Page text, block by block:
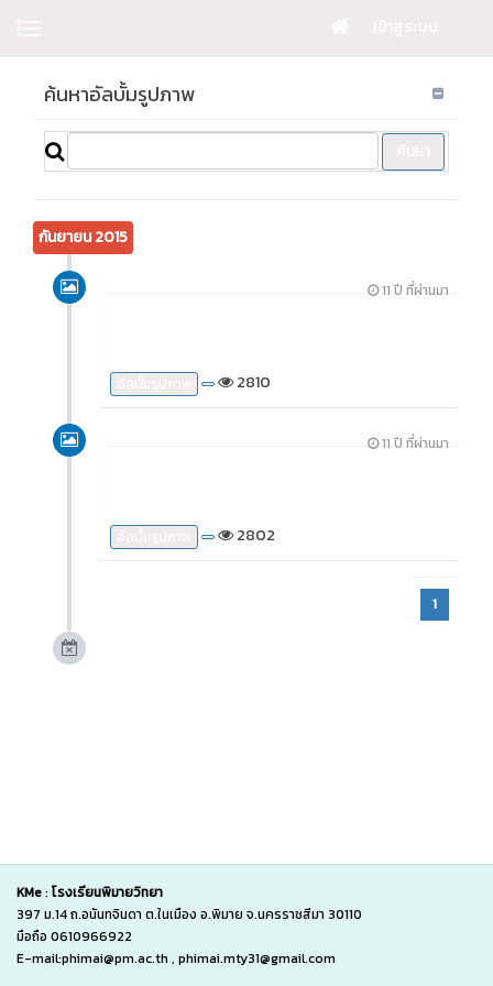
ค้นหาอัลบั้มรูปภาพ
กันยายน 2015
11 ปี ที่ผ่านมา
2810
11 ปี ที่ผ่านมา
2802
1
KMe: โรงเรียนพิมายวิทยา
397 ม.14 ถ.อนันทจินดา ต.ในเมือง อ.พิมาย จ.นครราชสีมา 30110
มือถือ 0610966922
E-mail:phimai@pm.ac.th , phimai.mty31@gmail.com